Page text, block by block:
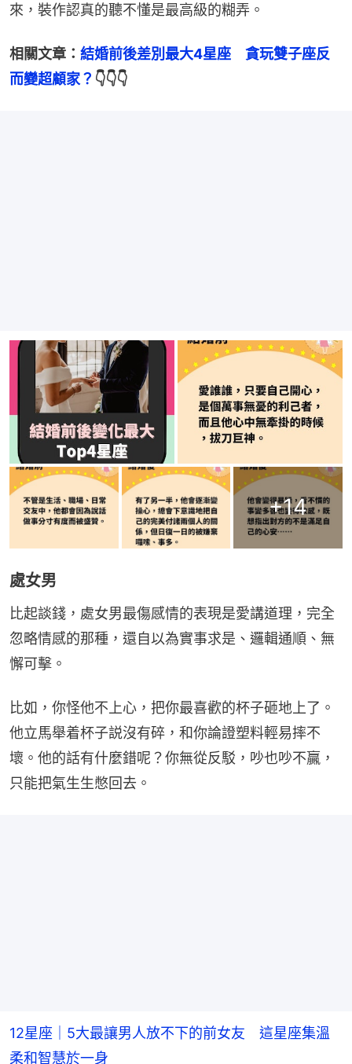
來，裝作認真的聽不懂是最高級的糊弄。
相關文章： 結婚前後差別最大4星座　貪玩雙子座反
而變超顧家？ 👇👇👇
+14
處女男
比起談錢，處女男最傷感情的表現是愛講道理，完全
忽略情感的那種，還自以為實事求是、邏輯通順、無
懈可擊。
比如，你怪他不上心，把你最喜歡的杯子砸地上了。
他立馬舉着杯子説沒有碎，和你論證塑料輕易摔不
壞。他的話有什麼錯呢？你無從反駁，吵也吵不贏，
只能把氣生生憋回去。
12星座｜5大最讓男人放不下的前女友 這星座集溫
柔和智慧於一身